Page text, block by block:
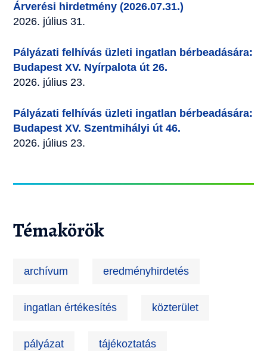
Árverési hirdetmény (2026.07.31.)
2026. július 31.
Pályázati felhívás üzleti ingatlan bérbeadására:
Budapest XV. Nyírpalota út 26.
2026. július 23.
Pályázati felhívás üzleti ingatlan bérbeadására:
Budapest XV. Szentmihályi út 46.
2026. július 23.
Témakörök
archívum eredményhirdetés
ingatlan értékesítés közterület
pályázat tájékoztatás